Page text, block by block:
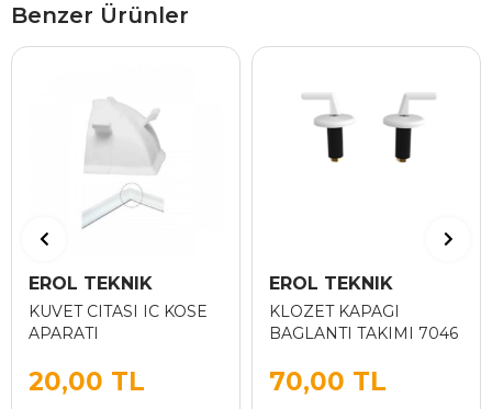
Benzer Ürünler
EROL TEKNIK
KUVET CITASI IC KOSE
APARATI
20,00 TL
EROL TEKNIK
KLOZET KAPAGI
BAGLANTI TAKIMI 7046
70,00 TL